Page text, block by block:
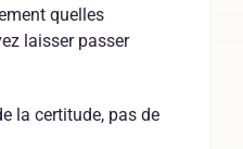
quelles
laisser passer
la certitude, pas de